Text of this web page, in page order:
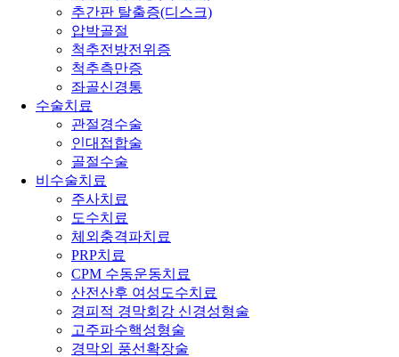
추간판 탈출증(디스크)
압박골절
척추전방전위증
척추측만증
좌골신경통
수술치료
관절경수술
인대접합술
골절수술
비수술치료
주사치료
도수치료
체외충격파치료
PRP치료
CPM 수동운동치료
산전산후 여성도수치료
경피적 경막회강 신경성형술
고주파수핵성형술
경막외 풍선확장술